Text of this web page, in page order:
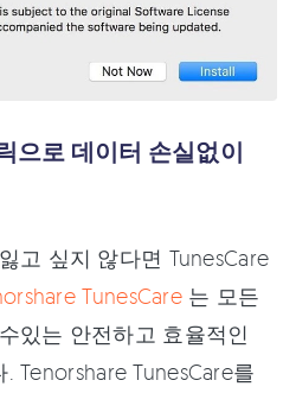
으로 데이터 손실없이
고 싶지 않다면 TunesCare
TunesCare 는 모든
있는 안전하고 효율적인
Tenorshare TunesCare를